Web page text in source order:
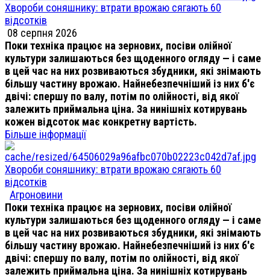
Хвороби соняшнику: втрати врожаю сягають 60
відсотків
08 серпня 2026
Поки техніка працює на зернових, посіви олійної
культури залишаються без щоденного огляду — і саме
в цей час на них розвиваються збудники, які знімають
більшу частину врожаю. Найнебезпечніший із них б'є
двічі: спершу по валу, потім по олійності, від якої
залежить приймальна ціна. За нинішніх котирувань
кожен відсоток має конкретну вартість.
Більше інформації
Хвороби соняшнику: втрати врожаю сягають 60
відсотків
Агроновини
Поки техніка працює на зернових, посіви олійної
культури залишаються без щоденного огляду — і саме
в цей час на них розвиваються збудники, які знімають
більшу частину врожаю. Найнебезпечніший із них б'є
двічі: спершу по валу, потім по олійності, від якої
залежить приймальна ціна. За нинішніх котирувань